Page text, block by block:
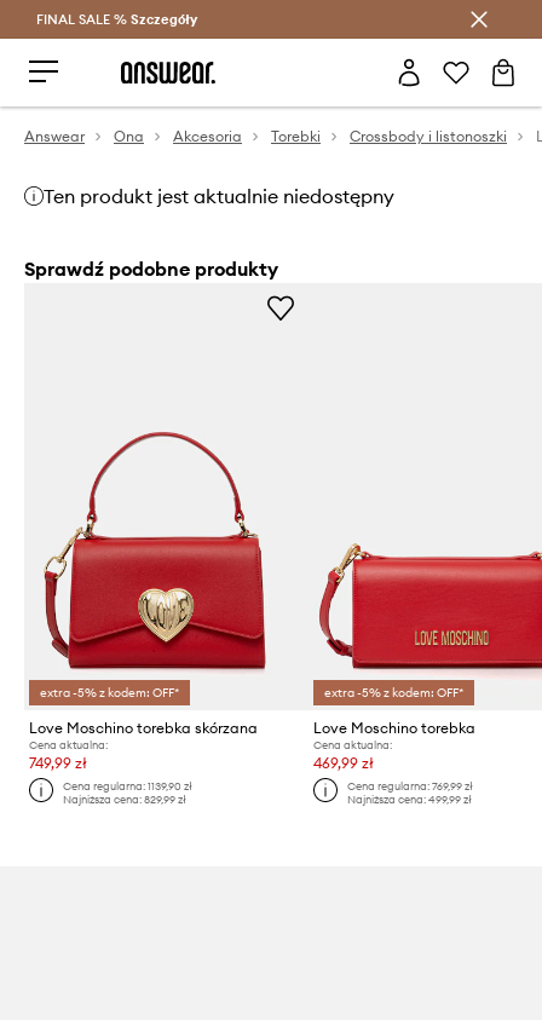
Oszczędzaj z Answear Club >
FINAL SALE % Szczegóły
Answear Ona Akcesoria Torebki Crossbody i listonoszki
Ten produkt jest aktualnie niedostępny
Sprawdź podobne produkty
extra -5% z kodem: OFF*
Love Moschino torebka skórzana
Cena aktualna:
749,99 zł
Cena regularna:1139,90 zł
Najniższa cena:829,99 zł
extra -5% z kodem: OFF*
Love Moschino torebka
Cena aktualna:
469,99 zł
Cena regularna: 769,99 zł
Najniższa cena: 499,99 zł